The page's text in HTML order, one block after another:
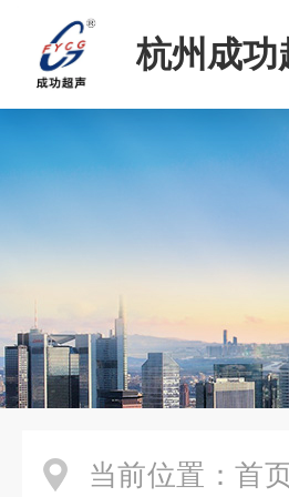
杭州成功
当前位置： 首